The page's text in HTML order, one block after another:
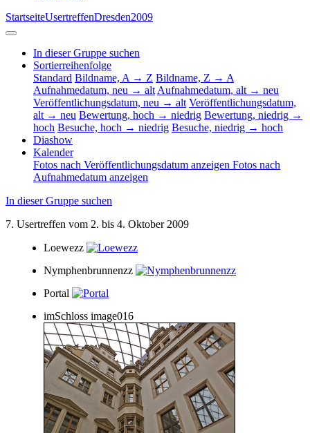
StartseiteUsertreffenDresden2009
In dieser Gruppe suchen
Sortierreihenfolge
Standard Bildname, A → Z Bildname, Z → A
Aufnahmedatum, neu → alt Aufnahmedatum, alt → neu
Veröffentlichungsdatum, neu → alt Veröffentlichungsdatum,
alt → neu Bewertung, hoch → niedrig Bewertung, niedrig →
hoch Besuche, hoch → niedrig Besuche, niedrig → hoch
Diashow
Kalender
Fotos nach Veröffentlichungsdatum anzeigen Fotos nach
Aufnahmedatum anzeigen
In dieser Gruppe suchen
7. Usertreffen vom 2. bis 4. Oktober 2009
Loewezz
Nymphenbrunnenzz
Portal
imSchloss image016